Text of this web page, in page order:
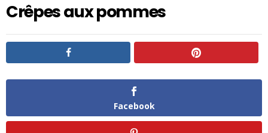
Crêpes aux pommes
Facebook